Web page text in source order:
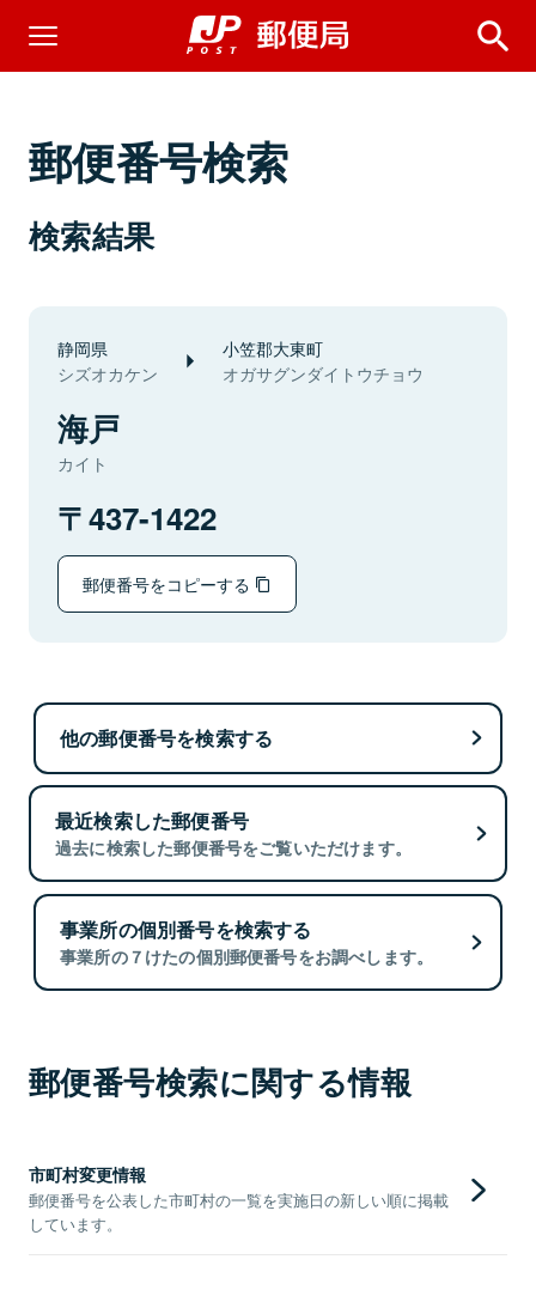
郵便番号検索
検索結果
静岡県
シズオカケン
小笠郡大東町
オガサグンダイトウチョウ
海戸
カイト
437-1422
郵便番号をコピーする
他の郵便番号を検索する
最近検索した郵便番号
過去に検索した郵便番号をご覧いただけます。
事業所の個別番号を検索する
事業所の７けたの個別郵便番号をお調べします。
郵便番号検索に関する情報
市町村変更情報
郵便番号を公表した市町村の一覧を実施日の新しい順に掲載
しています。